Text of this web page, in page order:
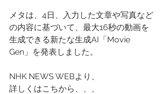
メタは、4日、入力した文章や写真など
の内容に基づいて、最大16秒の動画を
生成できる新たな生成AI「Movie
Gen」を発表しました。
NHK NEWS WEBより、
詳しくはこちから、、、